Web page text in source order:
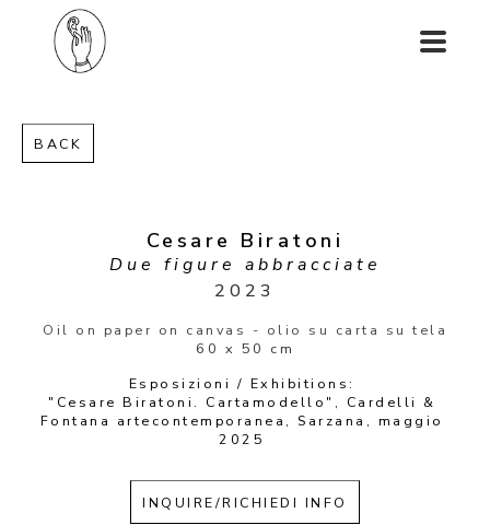
BACK
Cesare Biratoni
Due figure abbracciate
2023
Oil on paper on canvas - olio su carta su tela
60 x 50 cm
Esposizioni / Exhibitions:
"Cesare Biratoni. Cartamodello", Cardelli &
Fontana artecontemporanea, Sarzana, maggio
2025
INQUIRE/RICHIEDI INFO